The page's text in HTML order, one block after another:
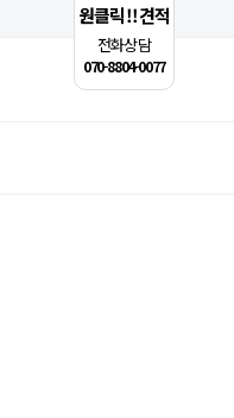
원클릭!!견적
전화상담
070-8804-0077